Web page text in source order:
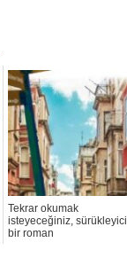
Tekrar okumak
isteyeceğiniz, sürükleyici
bir roman